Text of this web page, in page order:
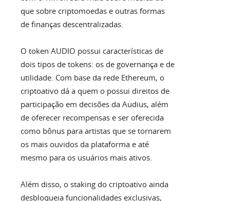
que sobre criptomoedas e outras formas
de finanças descentralizadas.
O token AUDIO possui características de
dois tipos de tokens: os de governança e de
utilidade. Com base da rede Ethereum, o
criptoativo dá a quem o possui direitos de
participação em decisões da Audius, além
de oferecer recompensas e ser oferecida
como bônus para artistas que se tornarem
os mais ouvidos da plataforma e até
mesmo para os usuários mais ativos.
Além disso, o staking do criptoativo ainda
desbloqueia funcionalidades exclusivas,